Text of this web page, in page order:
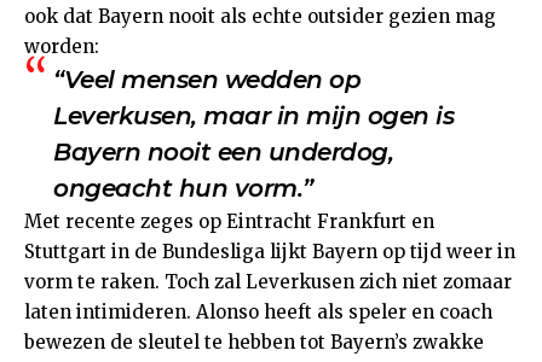
ook dat Bayern nooit als echte outsider gezien mag
worden:
“Veel mensen wedden op
Leverkusen, maar in mijn ogen is
Bayern nooit een underdog,
ongeacht hun vorm.”
Met recente zeges op Eintracht Frankfurt en
Stuttgart in de Bundesliga lijkt Bayern op tijd weer in
vorm te raken. Toch zal Leverkusen zich niet zomaar
laten intimideren. Alonso heeft als speler en coach
bewezen de sleutel te hebben tot Bayern’s zwakke